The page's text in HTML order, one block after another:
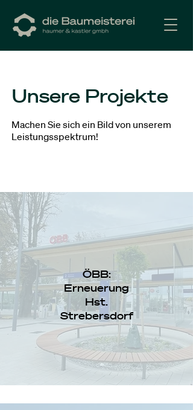
Unsere Projekte
Machen Sie sich ein Bild von unserem
Leistungsspektrum!
ÖBB:
Erneuerung
Hst.
Strebersdorf